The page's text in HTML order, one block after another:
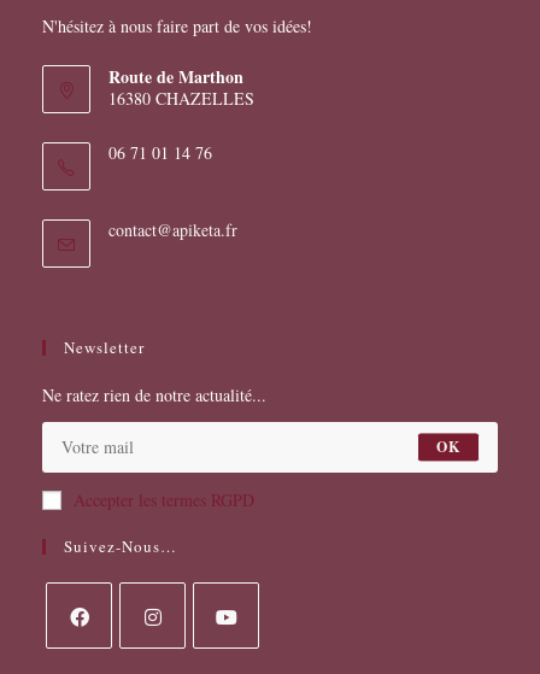
N'hésitez à nous faire part de vos idées!
Route de Marthon
16380 CHAZELLES
06 71 01 14 76
contact@apiketa.fr
Newsletter
Ne ratez rien de notre actualité...
OK
Accepter les termes RGPD
Suivez-Nous…